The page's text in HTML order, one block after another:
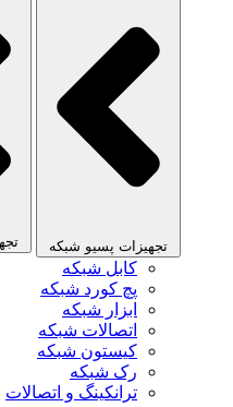
تجهیزات پسیو شبکه
کابل شبکه
پچ کورد شبکه
ابزار شبکه
اتصالات شبکه
کیستون شبکه
رک شبکه
ترانکینگ و اتصالات